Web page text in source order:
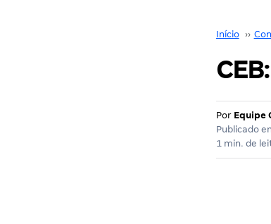
Início ››
Por Equipe
Publicado
1 min. de